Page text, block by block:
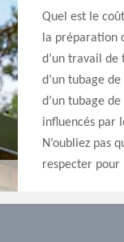
Quel est le
la préparation
d’un travail de
d’un tubage
d’un tubage
influencés par
N’oubliez pas
respecter pour